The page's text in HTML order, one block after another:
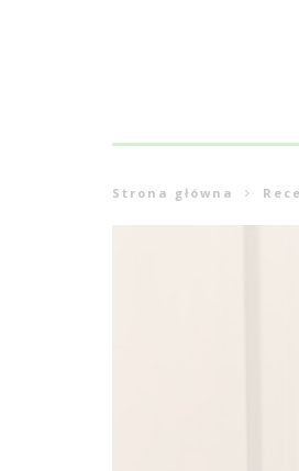
Strona główna